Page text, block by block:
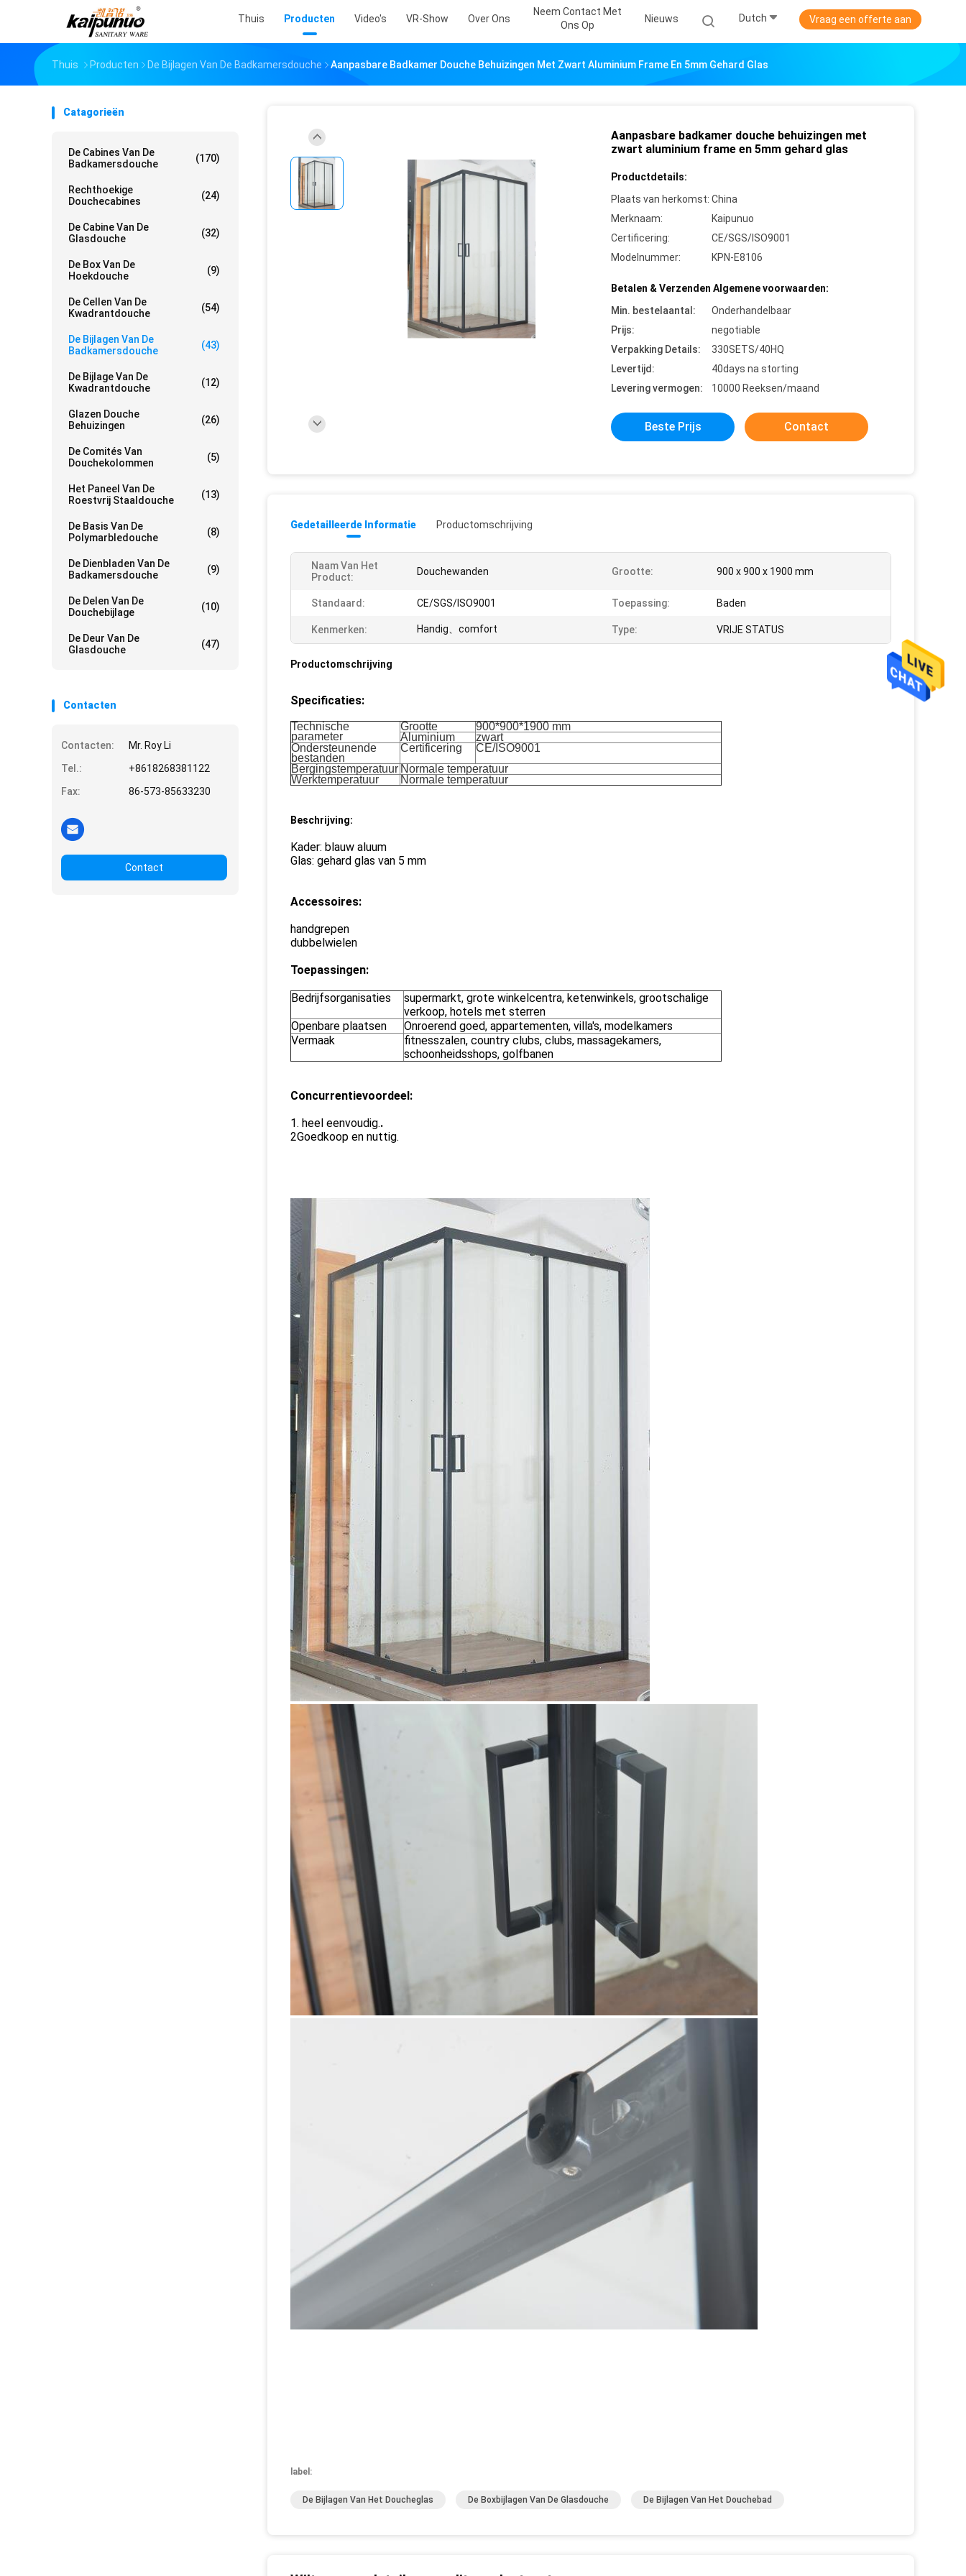
Thuis Producten Video's VR-Show Over Ons
Neem Contact Met
Ons Op
Nieuws Dutch Vraag een offerte aan
Thuis Producten De Bijlagen Van De Badkamersdouche Aanpasbare Badkamer Douche Behuizingen Met Zwart Aluminium Frame En 5mm Gehard Glas
Catagorieën
De Cabines Van De
Badkamersdouche
(170)
Rechthoekige
Douchecabines
(24)
De Cabine Van De
Glasdouche
(32)
De Box Van De
Hoekdouche
(9)
De Cellen Van De
Kwadrantdouche
(54)
De Bijlagen Van De
Badkamersdouche
(43)
De Bijlage Van De
Kwadrantdouche
(12)
Glazen Douche
Behuizingen
(26)
De Comités Van
Douchekolommen
(5)
Het Paneel Van De
Roestvrij Staaldouche
(13)
De Basis Van De
Polymarbledouche
(8)
De Dienbladen Van De
Badkamersdouche
(9)
De Delen Van De
Douchebijlage
(10)
De Deur Van De
Glasdouche
(47)
Contacten
Contacten:
Mr. Roy Li
Tel.:
+8618268381122
Fax:
86-573-85633230
Contact
Aanpasbare badkamer douche behuizingen met
zwart aluminium frame en 5mm gehard glas
Productdetails:
Plaats van herkomst: China
Merknaam:
Kaipunuo
Certificering:
CE/SGS/ISO9001
Modelnummer:
KPN-E8106
Betalen & Verzenden Algemene voorwaarden:
Min. bestelaantal:
Onderhandelbaar
Prijs:
negotiable
Verpakking Details:
330SETS/40HQ
Levertijd:
40days na storting
Levering vermogen:
10000 Reeksen/maand
Beste Prijs Contact
Gedetailleerde Informatie Productomschrijving
Naam Van Het
Product:
Douchewanden Grootte: 900 x 900 x 1900 mm
Standaard: CE/SGS/ISO9001 Toepassing: Baden
Kenmerken: Handig、comfort Type: VRIJE STATUS
Productomschrijving
Specificaties:
Technische
parameter
Grootte
900*900*1900 mm
Aluminium
zwart
Ondersteunende
bestanden
Certificering
CE/ISO9001
Bergingstemperatuur Normale temperatuur
Werktemperatuur
Normale temperatuur
Beschrijving:
Kader: blauw aluum
Glas: gehard glas van 5 mm
Accessoires:
handgrepen
dubbelwielen
Toepassingen:
Bedrijfsorganisaties
supermarkt, grote winkelcentra, ketenwinkels, grootschalige
verkoop, hotels met sterren
Openbare plaatsen
Onroerend goed, appartementen, villa's, modelkamers
Vermaak
fitnesszalen, country clubs, clubs, massagekamers,
schoonheidsshops, golfbanen
Concurrentievoordeel:
1. heel eenvoudig..
2Goedkoop en nuttig.
label:
De Bijlagen Van Het Doucheglas De Boxbijlagen Van De Glasdouche De Bijlagen Van Het Douchebad